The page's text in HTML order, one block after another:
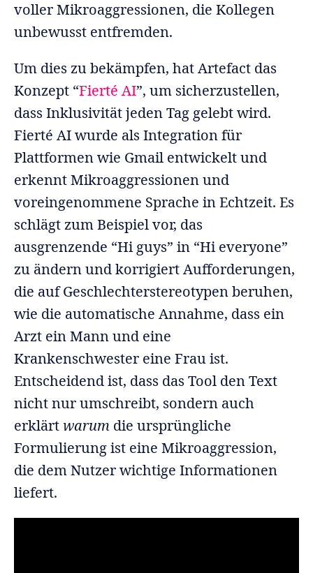
voller Mikroaggressionen, die Kollegen
unbewusst entfremden.
Um dies zu bekämpfen, hat Artefact das
Konzept “Fierté AI”, um sicherzustellen,
dass Inklusivität jeden Tag gelebt wird.
Fierté AI wurde als Integration für
Plattformen wie Gmail entwickelt und
erkennt Mikroaggressionen und
voreingenommene Sprache in Echtzeit. Es
schlägt zum Beispiel vor, das
ausgrenzende “Hi guys” in “Hi everyone”
zu ändern und korrigiert Aufforderungen,
die auf Geschlechterstereotypen beruhen,
wie die automatische Annahme, dass ein
Arzt ein Mann und eine
Krankenschwester eine Frau ist.
Entscheidend ist, dass das Tool den Text
nicht nur umschreibt, sondern auch
erklärtwarum die ursprüngliche
Formulierung ist eine Mikroaggression,
die dem Nutzer wichtige Informationen
liefert.